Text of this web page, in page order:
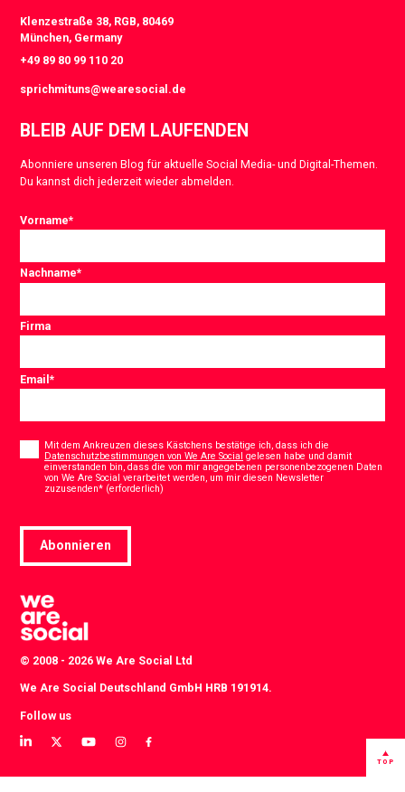
Klenzestraße 38, RGB, 80469
München, Germany
+49 89 80 99 110 20
sprichmituns@wearesocial.de
BLEIB AUF DEM LAUFENDEN
Abonniere unseren Blog für aktuelle Social Media- und Digital-Themen.
Du kannst dich jederzeit wieder abmelden.
Vorname*
Nachname*
Firma
Email*
Mit dem Ankreuzen dieses Kästchens bestätige ich, dass ich die
Datenschutzbestimmungen von We Are Social gelesen habe und damit
einverstanden bin, dass die von mir angegebenen personenbezogenen Daten
von We Are Social verarbeitet werden, um mir diesen Newsletter
zuzusenden* (erforderlich)
Abonnieren
© 2008 - 2026 We Are Social Ltd
We Are Social Deutschland GmbH HRB 191914.
Follow us
View
LinkedIn
View
Twitter
View
YouTube
View
instagram
View
Facebook
TOP